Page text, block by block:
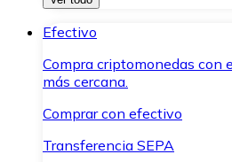
Efectivo
Compra criptomonedas con
más cercana.
Comprar con efectivo
Transferencia SEPA